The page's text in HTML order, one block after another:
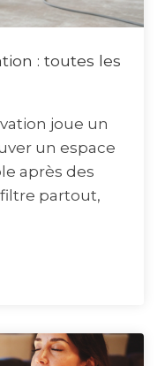
: toutes les
joue un
un espace
après des
partout,